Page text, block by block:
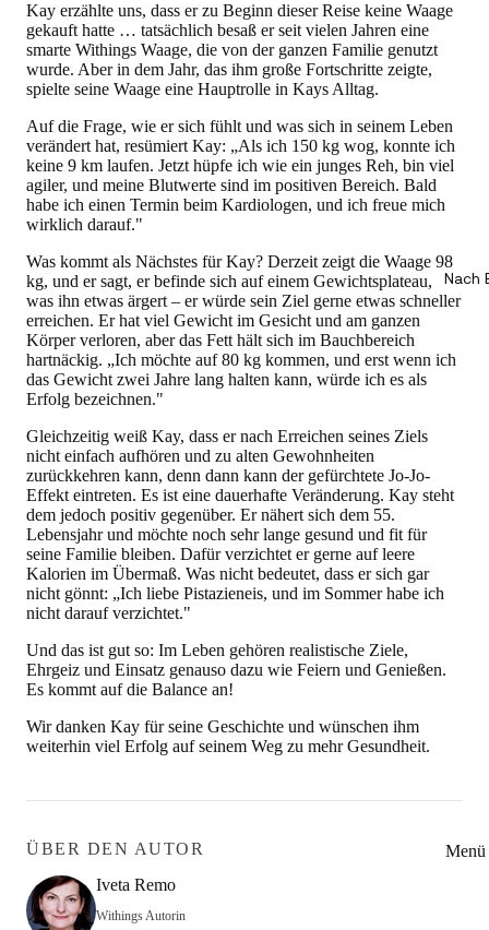
Nach
Menü
Kay erzählte uns, dass er zu Beginn dieser Reise keine Waage
gekauft hatte … tatsächlich besaß er seit vielen Jahren eine
smarte Withings Waage, die von der ganzen Familie genutzt
wurde. Aber in dem Jahr, das ihm große Fortschritte zeigte,
spielte seine Waage eine Hauptrolle in Kays Alltag.
Auf die Frage, wie er sich fühlt und was sich in seinem Leben
verändert hat, resümiert Kay: „Als ich 150 kg wog, konnte ich
keine 9 km laufen. Jetzt hüpfe ich wie ein junges Reh, bin viel
agiler, und meine Blutwerte sind im positiven Bereich. Bald
habe ich einen Termin beim Kardiologen, und ich freue mich
wirklich darauf."
Was kommt als Nächstes für Kay? Derzeit zeigt die Waage 98
kg, und er sagt, er befinde sich auf einem Gewichtsplateau,
was ihn etwas ärgert – er würde sein Ziel gerne etwas schneller
erreichen. Er hat viel Gewicht im Gesicht und am ganzen
Körper verloren, aber das Fett hält sich im Bauchbereich
hartnäckig. „Ich möchte auf 80 kg kommen, und erst wenn ich
das Gewicht zwei Jahre lang halten kann, würde ich es als
Erfolg bezeichnen."
Gleichzeitig weiß Kay, dass er nach Erreichen seines Ziels
nicht einfach aufhören und zu alten Gewohnheiten
zurückkehren kann, denn dann kann der gefürchtete Jo-Jo-
Effekt eintreten. Es ist eine dauerhafte Veränderung. Kay steht
dem jedoch positiv gegenüber. Er nähert sich dem 55.
Lebensjahr und möchte noch sehr lange gesund und fit für
seine Familie bleiben. Dafür verzichtet er gerne auf leere
Kalorien im Übermaß. Was nicht bedeutet, dass er sich gar
nicht gönnt: „Ich liebe Pistazieneis, und im Sommer habe ich
nicht darauf verzichtet."
Und das ist gut so: Im Leben gehören realistische Ziele,
Ehrgeiz und Einsatz genauso dazu wie Feiern und Genießen.
Es kommt auf die Balance an!
Wir danken Kay für seine Geschichte und wünschen ihm
weiterhin viel Erfolg auf seinem Weg zu mehr Gesundheit.
ÜBER DEN AUTOR
Iveta Remo
Withings Autorin